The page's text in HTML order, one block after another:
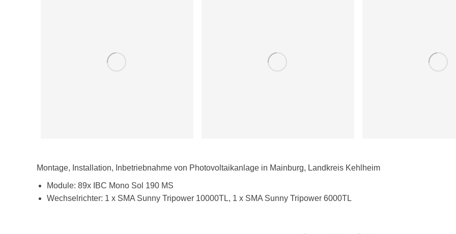
Montage, Installation, Inbetriebnahme von Photovoltaikanlage in Mainburg, Landkreis Kehlheim
Module: 89x IBC Mono Sol 190 MS
Wechselrichter: 1 x SMA Sunny Tripower 10000TL, 1 x SMA Sunny Tripower 6000TL